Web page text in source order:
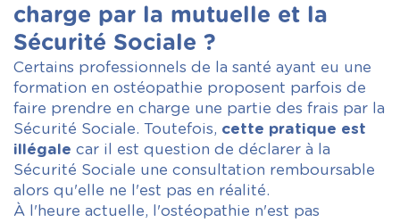
charge par la mutuelle et la
Sécurité Sociale ?
Certains professionnels de la santé ayant eu une
formation en ostéopathie proposent parfois de
faire prendre en charge une partie des frais par la
Sécurité Sociale. Toutefois, cette pratique est
illégale car il est question de déclarer à la
Sécurité Sociale une consultation remboursable
alors qu'elle ne l'est pas en réalité.
À l'heure actuelle, l'ostéopathie n'est pas